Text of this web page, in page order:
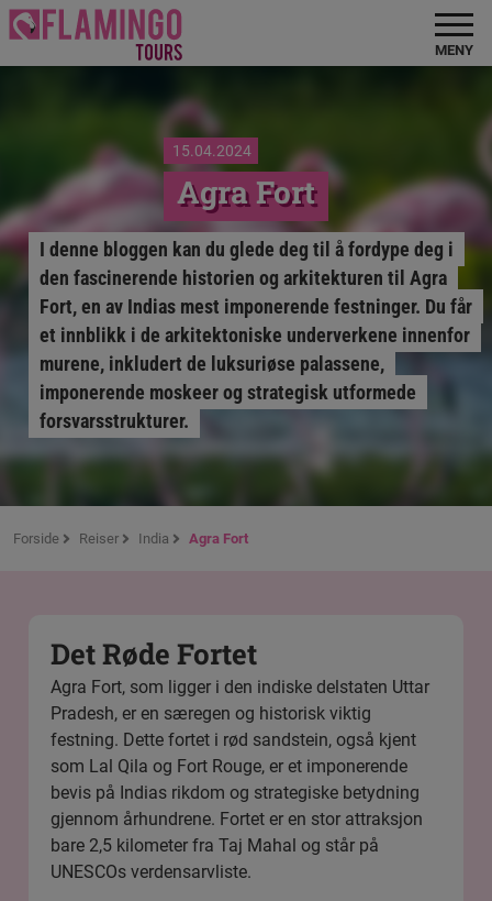
MENY
15.04.2024
Agra Fort
I denne bloggen kan du glede deg til å fordype deg i
den fascinerende historien og arkitekturen til Agra
Fort, en av Indias mest imponerende festninger. Du får
et innblikk i de arkitektoniske underverkene innenfor
murene, inkludert de luksuriøse palassene,
imponerende moskeer og strategisk utformede
forsvarsstrukturer.
Forside Reiser India Agra Fort
Det Røde Fortet
Agra Fort, som ligger i den indiske delstaten Uttar
Pradesh, er en særegen og historisk viktig
festning. Dette fortet i rød sandstein, også kjent
som Lal Qila og Fort Rouge, er et imponerende
bevis på Indias rikdom og strategiske betydning
gjennom århundrene. Fortet er en stor attraksjon
bare 2,5 kilometer fra Taj Mahal og står på
UNESCOs verdensarvliste.